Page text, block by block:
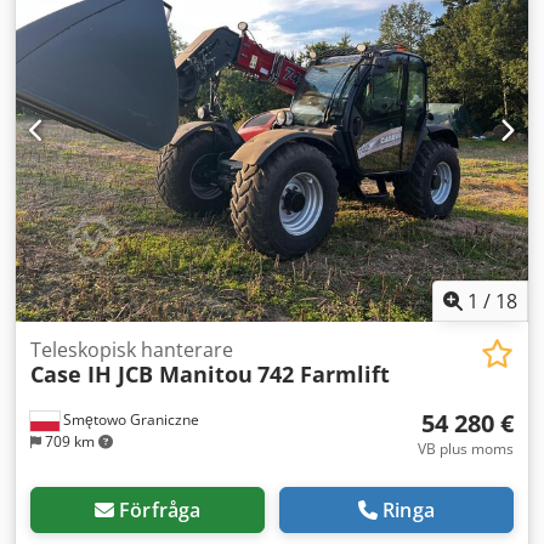
Transportvikt 69 ton Transportbredd 3,93 m Arbetsbredd
(4,14 m med steg) Transporthöjd 4,37 m Maskinen har
renoverats och reparerats i vår verkstad Rapport på
begäran Stor service utförd: alla oljor och filter bytta,
inklusive 650 liter hydraulolja. CASE Tyskland mars 2026:
Motorn har fått 6 nya spridare (faktura vid begäran)
1 / 18
Smętowo Graniczne
709 km
Teleskopisk hanterare
Case IH JCB Manitou 742 Farmlift
54 280 €
VB plus moms
Förfråga Ringa